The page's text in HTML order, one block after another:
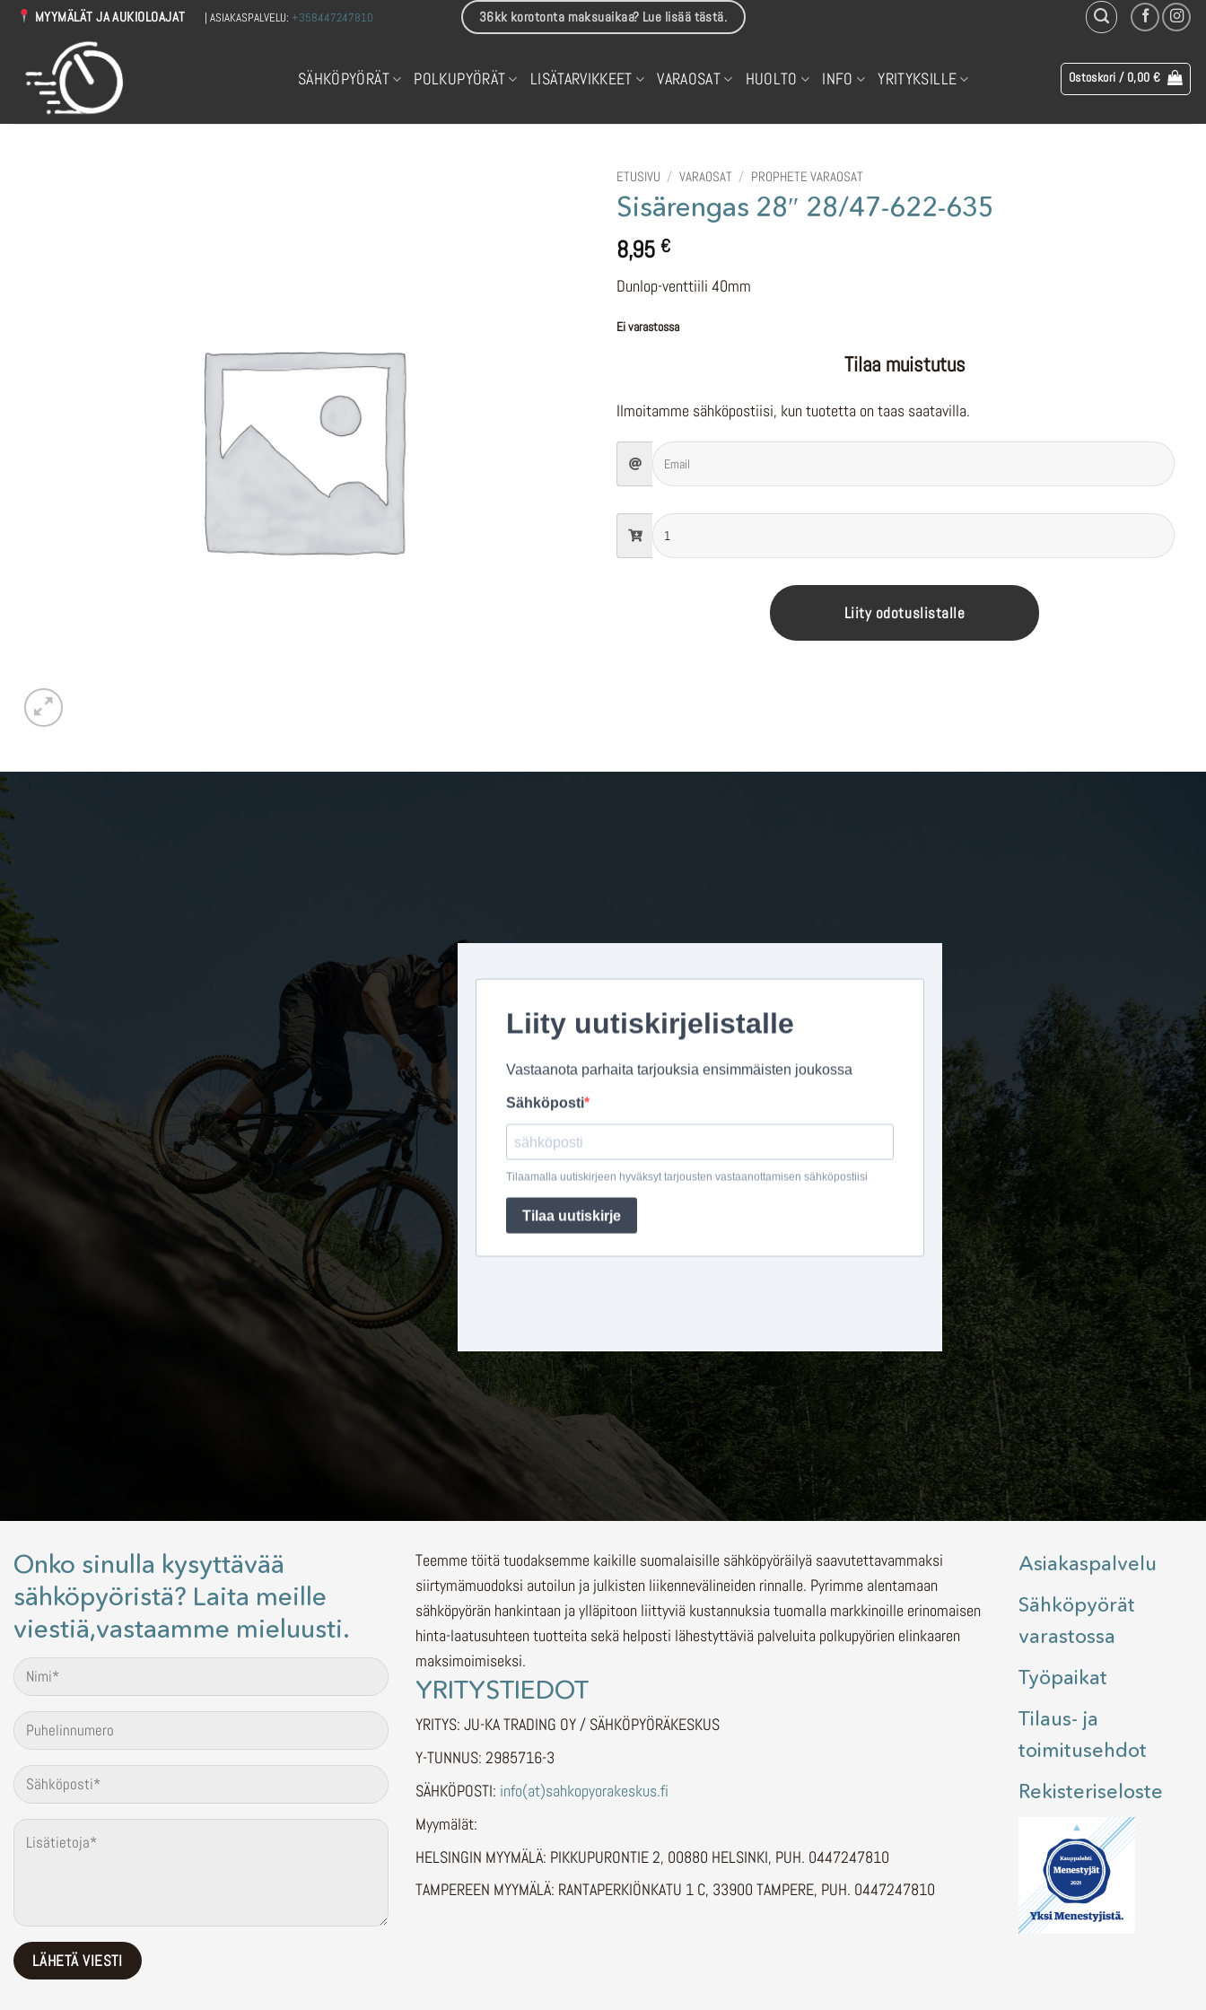
Skip
MYYMÄLÄT JA AUKIOLOAJAT | ASIAKASPALVELU:+358447247810 36kk korotonta maksuaikaa? Lue lisää tästä.
SÄHKÖPYÖRÄT POLKUPYÖRÄT LISÄTARVIKKEET VARAOSAT HUOLTO INFO YRITYKSILLE Ostoskori / 0,00 €
ETUSIVU / VARAOSAT / PROPHETE VARAOSAT
Sisärengas 28″ 28/47-622-635
8,95 €
Dunlop-venttiili 40mm
Ei varastossa
Tilaa muistutus
Ilmoitamme sähköpostiisi, kun tuotetta on taas saatavilla.
Liity odotuslistalle
Onko sinulla kysyttävää
sähköpyöristä? Laita meille
viestiä,vastaamme mieluusti.
Teemme töitä tuodaksemme kaikille suomalaisille sähköpyöräilyä saavutettavammaksi
siirtymämuodoksi autoilun ja julkisten liikennevälineiden rinnalle. Pyrimme alentamaan
sähköpyörän hankintaan ja ylläpitoon liittyviä kustannuksia tuomalla markkinoille erinomaisen
hinta-laatusuhteen tuotteita sekä helposti lähestyttäviä palveluita polkupyörien elinkaaren
maksimoimiseksi.
YRITYSTIEDOT
YRITYS: JU-KA TRADING OY / SÄHKÖPYÖRÄKESKUS
Y-TUNNUS: 2985716-3
SÄHKÖPOSTI: info(at)sahkopyorakeskus.fi
Myymälät:
HELSINGIN MYYMÄLÄ: PIKKUPURONTIE 2, 00880 HELSINKI, PUH. 0447247810
TAMPEREEN MYYMÄLÄ: RANTAPERKIÖNKATU 1 C, 33900 TAMPERE, PUH. 0447247810
Asiakaspalvelu
Sähköpyörät
varastossa
Työpaikat
Tilaus- ja
toimitusehdot
Rekisteriseloste